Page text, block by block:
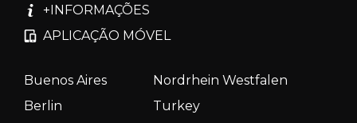
+INFORMAÇÕES
APLICAÇÃO MÓVEL
Buenos Aires
Nordrhein Westfalen
Berlin
Turkey